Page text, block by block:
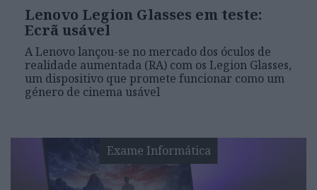
Lenovo Legion Glasses em teste:
Ecrã usável
A Lenovo lançou-se no mercado dos óculos de
realidade aumentada (RA) com os Legion Glasses,
um dispositivo que promete funcionar como um
género de cinema usável
Exame Informática